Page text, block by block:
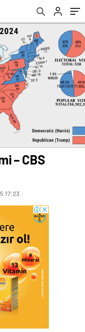
– CBS
17:23